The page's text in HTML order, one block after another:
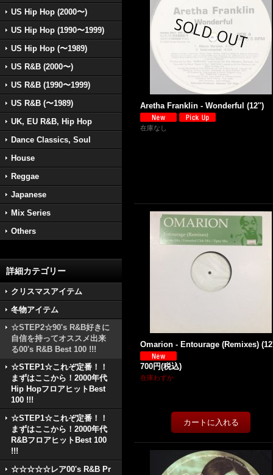
US Hip Hop (2000〜)
US Hip Hop (1990〜1999)
US Hip Hop (〜1989)
US R&B (2000〜)
US R&B (1990〜1999)
US R&B (〜1989)
UK, EU R&B, Hip Hop
Dance Classics, Soul
House
Reggae
Japanese
Mix Series
Others
詳細カテゴリー
クリスマスアイテム
冬物アイテム
☆STEP2☆90's R&B好きに
自信を持ってオススメ出来
る00's R&B Best 100 !!!
☆STEP1☆これぞ定番！！
まずはここから！2000年代
Hip HopフロアヒットBest
100 !!!
☆STEP1☆これぞ定番！！
まずはここから！2000年代
R&BフロアヒットBest 100
!!!
☆☆☆☆☆レア00's R&B Pr
Aretha Franklin - Wonderful (12'')
在庫なし
Omarion - Entourage (Remixes)
700円(税込)
在庫わずか